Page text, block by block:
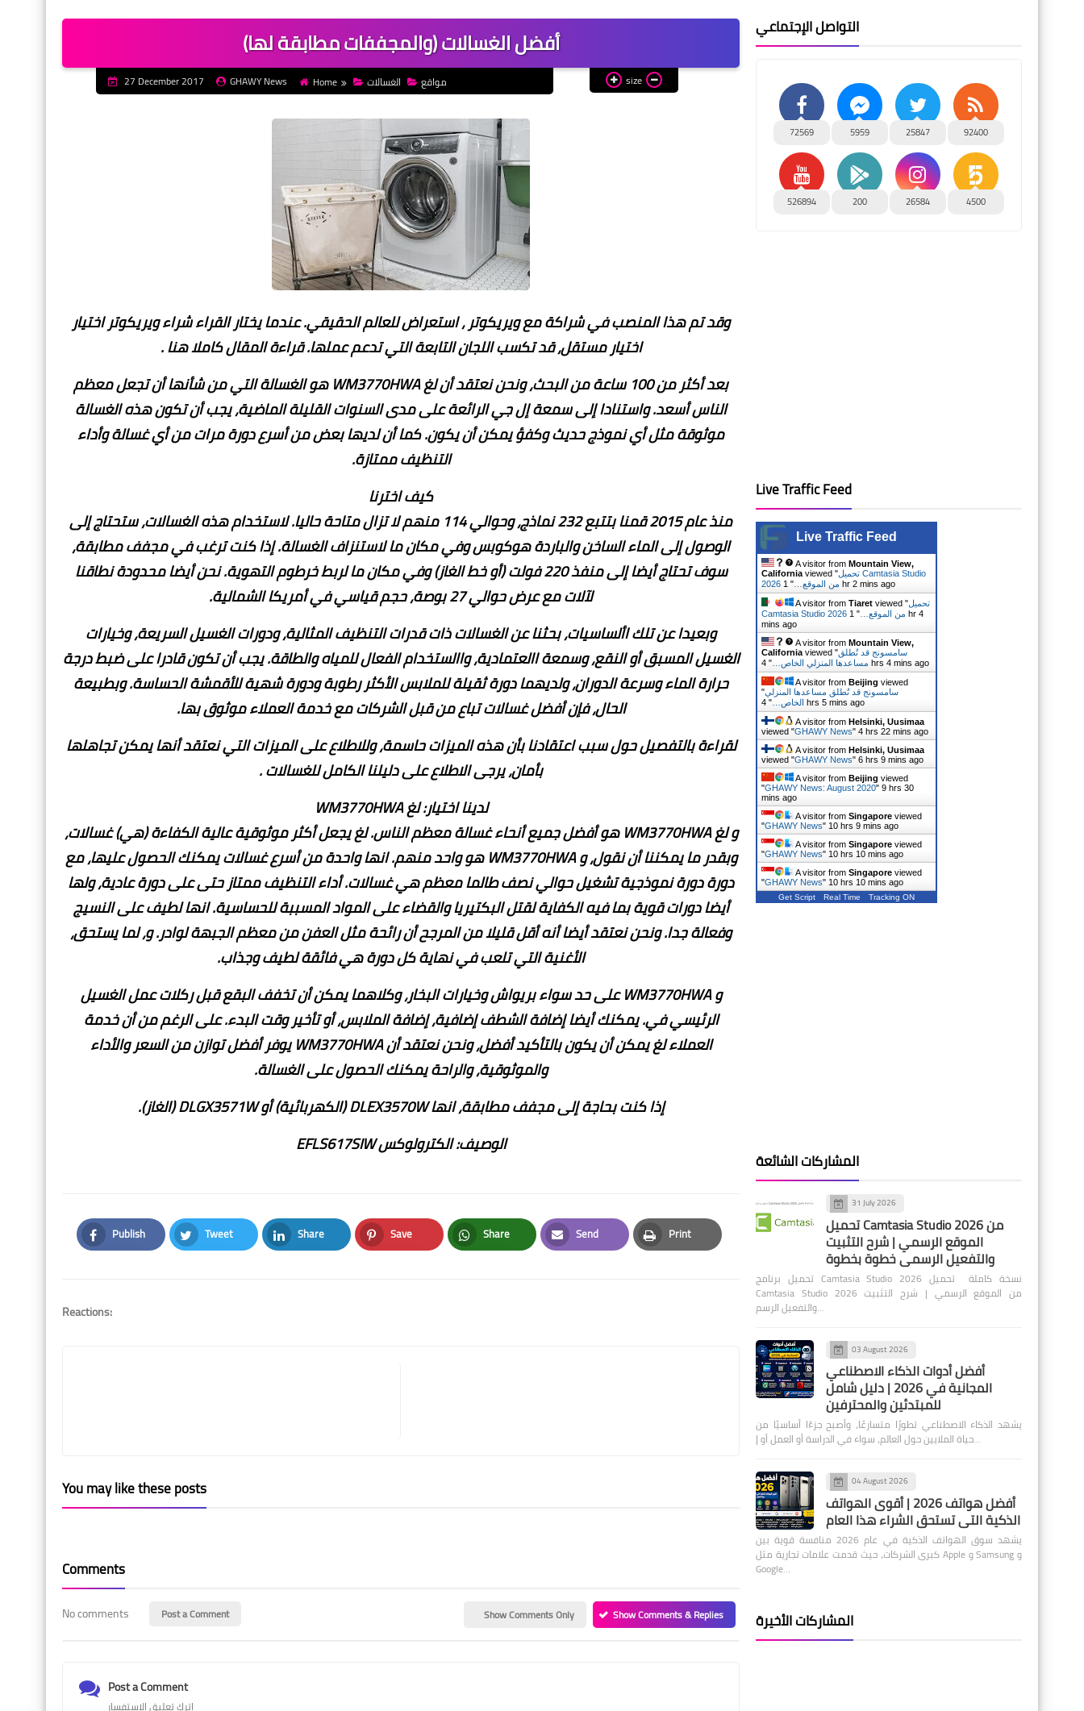
أفضل الغسالات (والمجففات مطابقة لها)
27 December 2017 GHAWY News Home الغسالات مواقع size
وقد تم هذا المنصب في شراكة مع ويريكوتر ، استعراض للعالم الحقيقي. عندما يختار القراء شراء ويريكوتر اختيار
اختيار مستقل، قد تكسب اللجان التابعة التي تدعم عملها. قراءة المقال كاملا هنا .
بعد أكثر من 100 ساعة من البحث، ونحن نعتقد أن لغ WM3770HWA هو الغسالة التي من شأنها أن تجعل معظم
الناس أسعد. واستنادا إلى سمعة إل جي الرائعة على مدى السنوات القليلة الماضية، يجب أن تكون هذه الغسالة
موثوقة مثل أي نموذج حديث وكفؤ يمكن أن يكون. كما أن لديها بعض من أسرع دورة مرات من أي غسالة وأداء
التنظيف ممتازة.
كيف اخترنا
منذ عام 2015 قمنا بتتبع 232 نماذج، وحوالي 114 منهم لا تزال متاحة حاليا. لاستخدام هذه الغسالات، ستحتاج إلى
الوصول إلى الماء الساخن والباردة هوكوبس وفي مكان ما لاستنزاف الغسالة. إذا كنت ترغب في مجفف مطابقة،
سوف تحتاج أيضا إلى منفذ 220 فولت (أو خط الغاز) وفي مكان ما لربط خرطوم التهوية. نحن أيضا محدودة نطاقنا
لآلات مع عرض حوالي 27 بوصة، حجم قياسي في أمريكا الشمالية.
وبعيدا عن تلك األساسيات، بحثنا عن الغسالات ذات قدرات التنظيف المثالية، ودورات الغسيل السريعة، وخيارات
الغسيل المسبق أو النقع، وسمعة االعتمادية، واالستخدام الفعال للمياه والطاقة. يجب أن تكون قادرا على ضبط درجة
حرارة الماء وسرعة الدوران، ولديهما دورة ثقيلة للملابس الأكثر رطوبة ودورة شهية للأقمشة الحساسة. وبطبيعة
الحال، فإن أفضل غسالات تباع من قبل الشركات مع خدمة العملاء موثوق بها.
لقراءة بالتفصيل حول سبب اعتقادنا بأن هذه الميزات حاسمة، وللاطلاع على الميزات التي نعتقد أنها يمكن تجاهلها
بأمان، يرجى الاطلاع على دليلنا الكامل للغسالات .
لدينا اختيار: لغ WM3770HWA
و لغ WM3770HWA هو أفضل جميع أنحاء غسالة معظم الناس. لغ يجعل أكثر موثوقية عالية الكفاءة (هي) غسالات،
وبقدر ما يمكننا أن نقول، و WM3770HWA هو واحد منهم. انها واحدة من أسرع غسالات يمكنك الحصول عليها، مع
دورة دورة نموذجية تشغيل حوالي نصف طالما معظم هي غسالات. أداء التنظيف ممتاز حتى على دورة عادية، ولها
أيضا دورات قوية بما فيه الكفاية لقتل البكتيريا والقضاء على المواد المسببة للحساسية. انها لطيف على النسيج
وفعالة جدا. ونحن نعتقد أيضا أنه أقل قليلا من المرجح أن رائحة مثل العفن من معظم الجبهة لوادر. و، لما يستحق،
الأغنية التي تلعب في نهاية كل دورة هي فائقة لطيف وجذاب.
و WM3770HWA على حد سواء بريواش وخيارات البخار، وكلاهما يمكن أن تخفف البقع قبل ركلات عمل الغسيل
الرئيسي في. يمكنك أيضا إضافة الشطف إضافية، إضافة الملابس، أو تأخير وقت البدء. على الرغم من أن خدمة
العملاء لغ يمكن أن يكون بالتأكيد أفضل، ونحن نعتقد أن WM3770HWA يوفر أفضل توازن من السعر والأداء
والموثوقية، والراحة يمكنك الحصول على الغسالة.
إذا كنت بحاجة إلى مجفف مطابقة، انها DLEX3570W (الكهربائية) أو DLGX3571W (الغاز).
الوصيف: الكترولوكس EFLS617SIW
Publish
Facebook
Tweet
Twitter
Share
LinkedIn
Save
Pinterest
Share
Whatsapp
Send
Email
Print
Print
Reactions:
You may like these posts
Comments
No comments Post a Comment Show Comments Only Show Comments & Replies
Post a Comment
اترك تعليق الاستفسار
التواصل الإجتماعي
72569 5959 25847 92400
526894 200 26584 4500
Live Traffic Feed
Live Traffic Feed
A visitor from Mountain View,
California viewed "تحميل Camtasia Studio
2026 من الموقع… "
1 hr 2 mins ago
A visitor from Tiaret viewed "تحميل
Camtasia Studio 2026 من الموقع… "
1 hr 4
mins ago
A visitor from Mountain View,
California viewed "سامسونج قد تُطلق
مساعدها المنزلي الخاص… "
4 hrs 4 mins ago
A visitor from Beijing viewed
"سامسونج قد تُطلق مساعدها المنزلي
الخاص… "
4 hrs 5 mins ago
A visitor from Helsinki, Uusimaa
viewed "GHAWY News" 4 hrs 22 mins ago
A visitor from Helsinki, Uusimaa
viewed "GHAWY News" 6 hrs 9 mins ago
A visitor from Beijing viewed
"GHAWY News: August 2020" 9 hrs 30
mins ago
A visitor from Singapore viewed
"GHAWY News" 10 hrs 9 mins ago
A visitor from Singapore viewed
"GHAWY News" 10 hrs 10 mins ago
A visitor from Singapore viewed
"GHAWY News" 10 hrs 10 mins ago
Get Script Real Time Tracking ON
المشاركات الشائعة
31 July 2026
تحميل Camtasia Studio 2026 من
الموقع الرسمي | شرح التثبيت
والتفعيل الرسمي خطوة بخطوة
تحميل برنامج Camtasia Studio 2026 نسخة كاملة تحميل
Camtasia Studio 2026 من الموقع الرسمي | شرح التثبيت
والتفعيل الرسم…
03 August 2026
أفضل أدوات الذكاء الاصطناعي
المجانية في 2026 | دليل شامل
للمبتدئين والمحترفين
يشهد الذكاء الاصطناعي تطورًا متسارعًا، وأصبح جزءًا أساسيًا من
حياة الملايين حول العالم، سواء في الدراسة أو العمل أو إ…
04 August 2026
أفضل هواتف 2026 | أقوى الهواتف
الذكية التي تستحق الشراء هذا العام
يشهد سوق الهواتف الذكية في عام 2026 منافسة قوية بين
كبرى الشركات، حيث قدمت علامات تجارية مثل Apple و Samsung و
Google…
المشاركات الأخيرة